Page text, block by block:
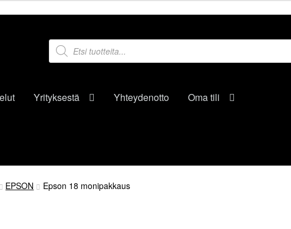
Products
search
Yrityksestä Yhteydenotto Oma tili
EPSON Epson 18 monipakkaus